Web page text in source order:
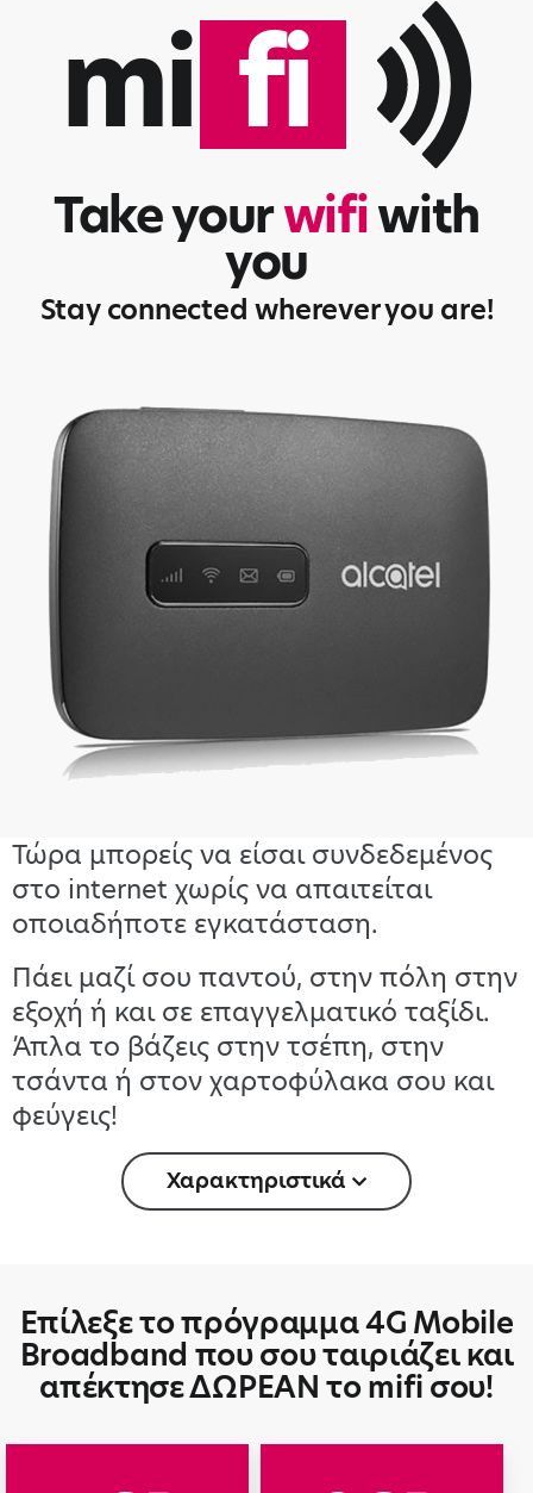
mi fi
Take yourwifiwith
you
Stay connected wherever you are!
Τώρα μπορείς να είσαι συνδεδεμένος
στο internet χωρίς να απαιτείται
οποιαδήποτε εγκατάσταση.
Πάει μαζί σου παντού, στην πόλη στην
εξοχή ή και σε επαγγελματικό ταξίδι.
Άπλα το βάζεις στην τσέπη, στην
τσάντα ή στον χαρτοφύλακα σου και
φεύγεις!
Χαρακτηριστικά
Επίλεξε το πρόγραμμα 4G Μobile
Broadband που σου ταιριάζει και
απέκτησε ΔΩΡΕΑΝ το mifi σου!